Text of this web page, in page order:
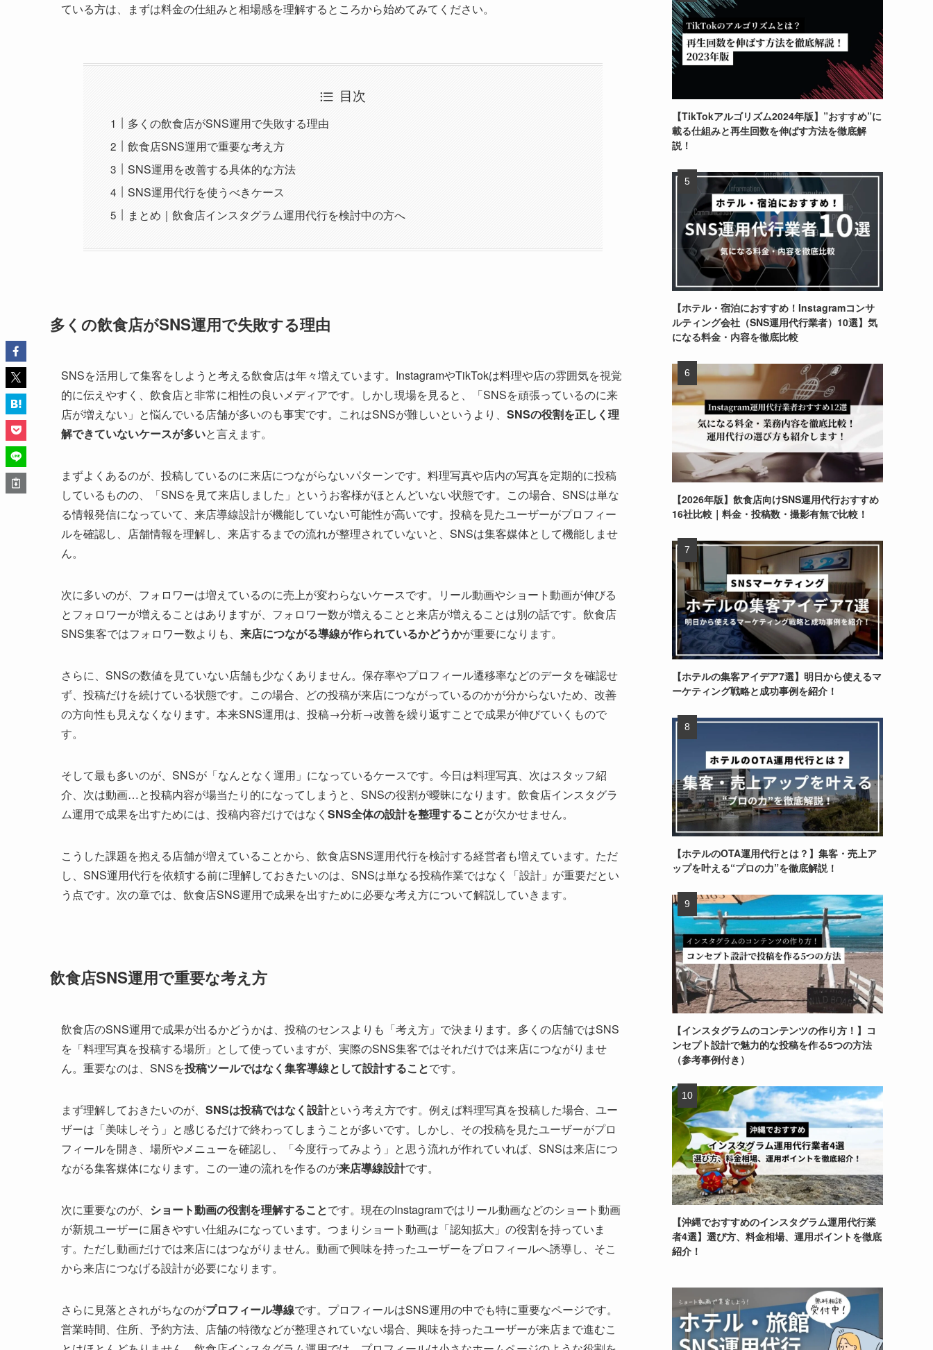
ている方は、まずは料金の仕組みと相場感を理解するところから始めてみてください。
目次
多くの飲食店がSNS運用で失敗する理由
飲食店SNS運用で重要な考え方
SNS運用を改善する具体的な方法
SNS運用代行を使うべきケース
まとめ｜飲食店インスタグラム運用代行を検討中の方へ
多くの飲食店がSNS運用で失敗する理由
SNSを活用して集客をしようと考える飲食店は年々増えています。InstagramやTikTokは料理や店の雰囲気を視覚
的に伝えやすく、飲食店と非常に相性の良いメディアです。しかし現場を見ると、「SNSを頑張っているのに来
店が増えない」と悩んでいる店舗が多いのも事実です。これはSNSが難しいというより、 SNSの役割を正しく理
解できていないケースが多いと言えます。
まずよくあるのが、投稿しているのに来店につながらないパターンです。料理写真や店内の写真を定期的に投稿
しているものの、「SNSを見て来店しました」というお客様がほとんどいない状態です。この場合、SNSは単な
る情報発信になっていて、来店導線設計が機能していない可能性が高いです。投稿を見たユーザーがプロフィー
ルを確認し、店舗情報を理解し、来店するまでの流れが整理されていないと、SNSは集客媒体として機能しませ
ん。
次に多いのが、フォロワーは増えているのに売上が変わらないケースです。リール動画やショート動画が伸びる
とフォロワーが増えることはありますが、フォロワー数が増えることと来店が増えることは別の話です。飲食店
SNS集客ではフォロワー数よりも、 来店につながる導線が作られているかどうかが重要になります。
さらに、SNSの数値を見ていない店舗も少なくありません。保存率やプロフィール遷移率などのデータを確認せ
ず、投稿だけを続けている状態です。この場合、どの投稿が来店につながっているのかが分からないため、改善
の方向性も見えなくなります。本来SNS運用は、投稿→分析→改善を繰り返すことで成果が伸びていくもので
す。
そして最も多いのが、SNSが「なんとなく運用」になっているケースです。今日は料理写真、次はスタッフ紹
介、次は動画…と投稿内容が場当たり的になってしまうと、SNSの役割が曖昧になります。飲食店インスタグラ
ム運用で成果を出すためには、投稿内容だけではなく SNS全体の設計を整理することが欠かせません。
こうした課題を抱える店舗が増えていることから、飲食店SNS運用代行を検討する経営者も増えています。ただ
し、SNS運用代行を依頼する前に理解しておきたいのは、SNSは単なる投稿作業ではなく「設計」が重要だとい
う点です。次の章では、飲食店SNS運用で成果を出すために必要な考え方について解説していきます。
飲食店SNS運用で重要な考え方
飲食店のSNS運用で成果が出るかどうかは、投稿のセンスよりも「考え方」で決まります。多くの店舗ではSNS
を「料理写真を投稿する場所」として使っていますが、実際のSNS集客ではそれだけでは来店につながりませ
ん。重要なのは、SNSを投稿ツールではなく集客導線として設計することです。
まず理解しておきたいのが、 SNSは投稿ではなく設計という考え方です。例えば料理写真を投稿した場合、ユー
ザーは「美味しそう」と感じるだけで終わってしまうことが多いです。しかし、その投稿を見たユーザーがプロ
フィールを開き、場所やメニューを確認し、「今度行ってみよう」と思う流れが作れていれば、SNSは来店につ
ながる集客媒体になります。この一連の流れを作るのが来店導線設計です。
次に重要なのが、 ショート動画の役割を理解することです。現在のInstagramではリール動画などのショート動画
が新規ユーザーに届きやすい仕組みになっています。つまりショート動画は「認知拡大」の役割を持っていま
す。ただし動画だけでは来店にはつながりません。動画で興味を持ったユーザーをプロフィールへ誘導し、そこ
から来店につなげる設計が必要になります。
さらに見落とされがちなのがプロフィール導線です。プロフィールはSNS運用の中でも特に重要なページです。
営業時間、住所、予約方法、店舗の特徴などが整理されていない場合、興味を持ったユーザーが来店まで進むこ
【TikTokアルゴリズム2024年版】”おすすめ”に
載る仕組みと再生回数を伸ばす方法を徹底解
説！
【ホテル・宿泊におすすめ！Instagramコンサ
ルティング会社（SNS運用代行業者）10選】気
になる料金・内容を徹底比較
【2026年版】飲食店向けSNS運用代行おすすめ
16社比較｜料金・投稿数・撮影有無で比較！
【ホテルの集客アイデア7選】明日から使えるマ
ーケティング戦略と成功事例を紹介！
【ホテルのOTA運用代行とは？】集客・売上ア
ップを叶える“プロの力”を徹底解説！
【インスタグラムのコンテンツの作り方！】コ
ンセプト設計で魅力的な投稿を作る5つの方法
（参考事例付き）
【沖縄でおすすめのインスタグラム運用代行業
者4選】選び方、料金相場、運用ポイントを徹底
紹介！